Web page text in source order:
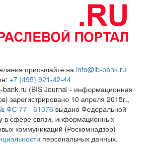
присылайте на info@ib-bank.ru
+7 (495) 921-42-44
bank.ru (BIS Journal - информационная
зарегистрировано 10 апреля 2015г.,
ФС 77 - 61376 выдано Федеральной
в сфере связи, информационных
коммуникаций (Роскомнадзор)
персональных данных.